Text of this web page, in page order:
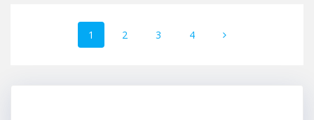
Beitragsnavigation
Seite
1 Seite
2 Seite
3 Seite
4